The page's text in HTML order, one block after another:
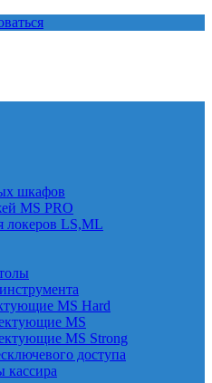
шкафов
MS PRO
локеров LS,ML
MS Hard
MS
MS Strong
доступа